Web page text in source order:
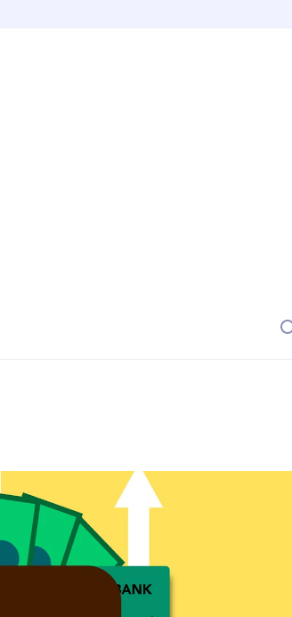
crecer tu dinero en un dos por tres